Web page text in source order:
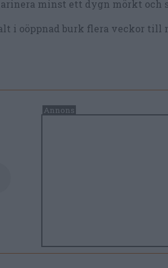
minst ett dygn mörkt och
i oöppnad burk flera veckor till